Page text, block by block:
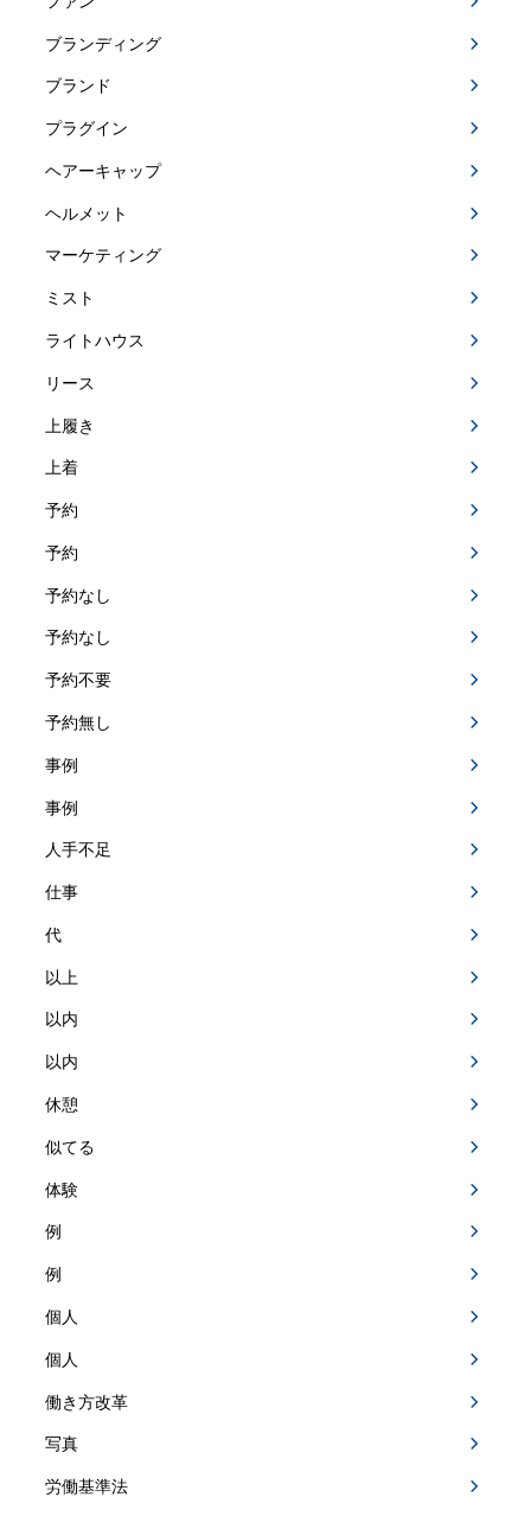
ブランディング
ブランド
プラグイン
ヘアーキャップ
ヘルメット
マーケティング
ミスト
ライトハウス
リース
上履き
上着
予約
予約
予約なし
予約なし
予約不要
予約無し
事例
事例
人手不足
仕事
代
以上
以内
以内
休憩
似てる
体験
例
例
個人
個人
働き方改革
写真
労働基準法